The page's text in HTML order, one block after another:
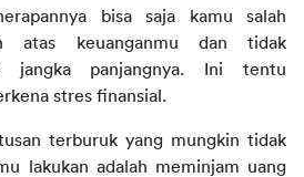
bisa saja kamu salah
atas keuanganmu dan tidak
jangka panjangnya. Ini tentu
stres finansial.
terburuk yang mungkin tidak
lakukan adalah meminjam uang